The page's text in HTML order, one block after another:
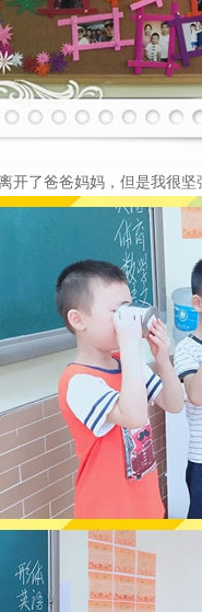
爸爸妈妈，但是我很坚